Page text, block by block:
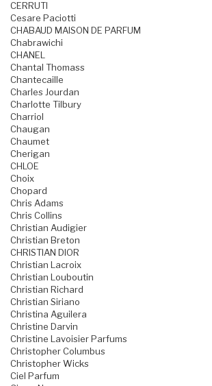
CERRUTI
Cesare Paciotti
CHABAUD MAISON DE PARFUM
Chabrawichi
CHANEL
Chantal Thomass
Chantecaille
Charles Jourdan
Charlotte Tilbury
Charriol
Chaugan
Chaumet
Cherigan
CHLOE
Choix
Chopard
Chris Adams
Chris Collins
Christian Audigier
Christian Breton
CHRISTIAN DIOR
Christian Lacroix
Christian Louboutin
Christian Richard
Christian Siriano
Christina Aguilera
Christine Darvin
Christine Lavoisier Parfums
Christopher Columbus
Christopher Wicks
Ciel Parfum